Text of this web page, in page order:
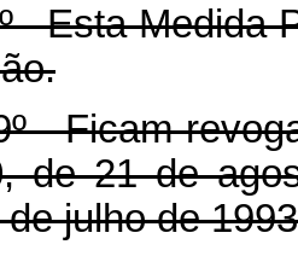
Medida
de 21 de
julho de